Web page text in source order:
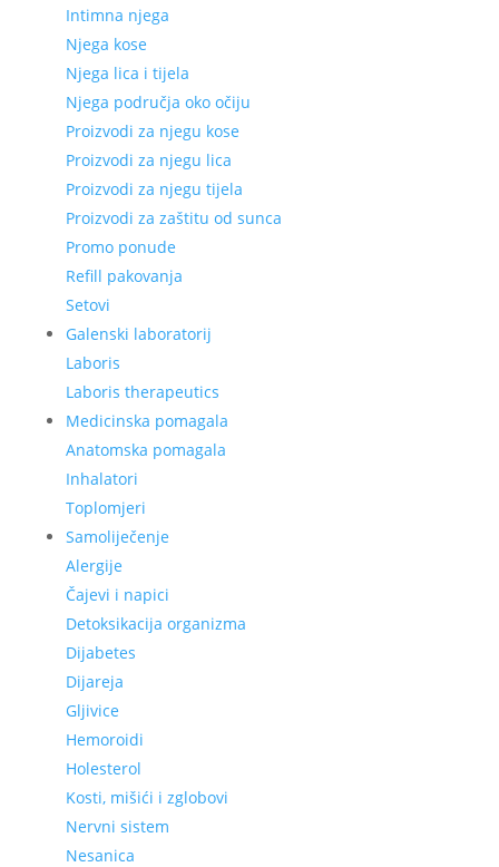
Intimna njega
Njega kose
Njega lica i tijela
Njega područja oko očiju
Proizvodi za njegu kose
Proizvodi za njegu lica
Proizvodi za njegu tijela
Proizvodi za zaštitu od sunca
Promo ponude
Refill pakovanja
Setovi
Galenski laboratorij
Laboris
Laboris therapeutics
Medicinska pomagala
Anatomska pomagala
Inhalatori
Toplomjeri
Samoliječenje
Alergije
Čajevi i napici
Detoksikacija organizma
Dijabetes
Dijareja
Gljivice
Hemoroidi
Holesterol
Kosti, mišići i zglobovi
Nervni sistem
Nesanica